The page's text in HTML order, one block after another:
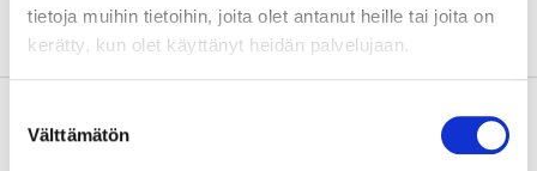
tietoja muihin tietoihin, joita olet antanut heille tai joita on
kerätty, kun olet käyttänyt heidän palvelujaan.
valinta
Välttämätön
About the manufacturer